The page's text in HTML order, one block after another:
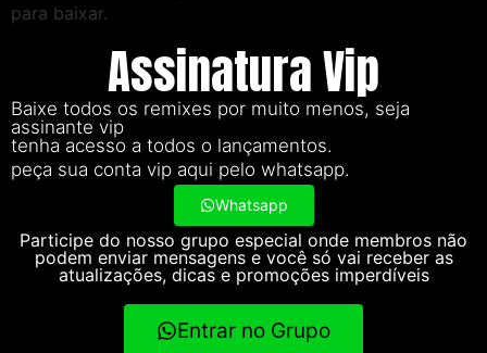
para baixar.
Assinatura Vip
Baixe todos os remixes por muito menos, seja
assinante vip
tenha acesso a todos o lançamentos.
peça sua conta vip aqui pelo whatsapp.
Whatsapp
Participe do nosso grupo especial onde membros não
podem enviar mensagens e você só vai receber as
atualizações, dicas e promoções imperdíveis
Entrar no Grupo